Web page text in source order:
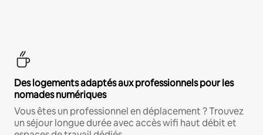
Des logements adaptés aux professionnels pour les
nomades numériques
Vous êtes un professionnel en déplacement ? Trouvez
un séjour longue durée avec accès wifi haut débit et